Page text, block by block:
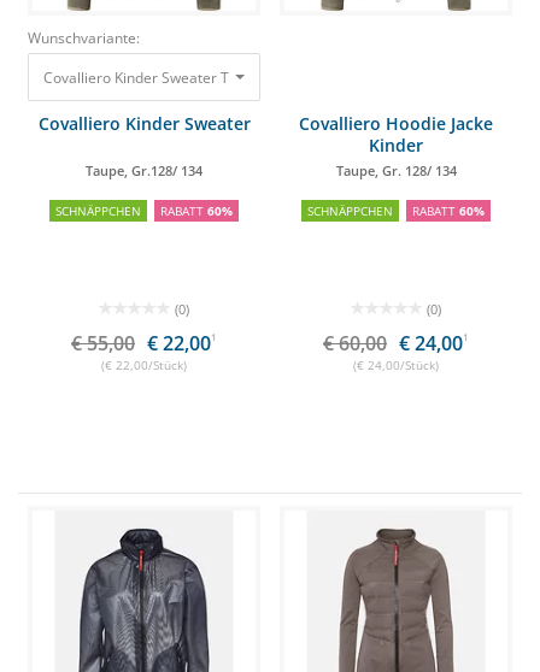
Wunschvariante:
Covalliero Kinder Sweater Taupe, Gr.128/ 134
Covalliero Kinder Sweater
Taupe, Gr.128/ 134
SCHNÄPPCHEN RABATT 60%
(0)
€ 55,00 € 22,001
(€ 22,00/Stück)
Covalliero Hoodie Jacke
Kinder
Taupe, Gr. 128/ 134
SCHNÄPPCHEN RABATT 60%
(0)
€ 60,00 € 24,001
(€ 24,00/Stück)